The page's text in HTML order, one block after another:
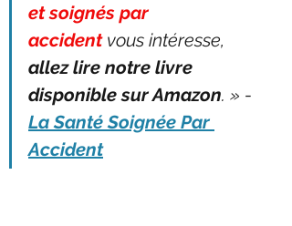
et soignés par
accident vous intéresse,
allez lire notre livre
disponible sur Amazon. » -
La Santé Soignée Par
Accident